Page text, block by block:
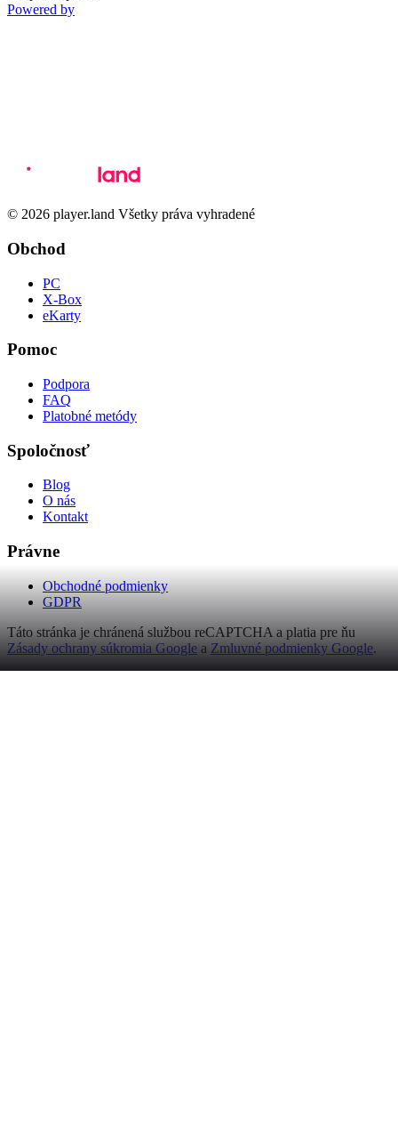
Powered by
© 2026 player.land Všetky práva vyhradené
Obchod
PC
X-Box
eKarty
Pomoc
Podpora
FAQ
Platobné metódy
Spoločnosť
Blog
O nás
Kontakt
Právne
Obchodné podmienky
GDPR
Táto stránka je chránená službou reCAPTCHA a platia pre ňu
Zásady ochrany súkromia Google a Zmluvné podmienky Google.